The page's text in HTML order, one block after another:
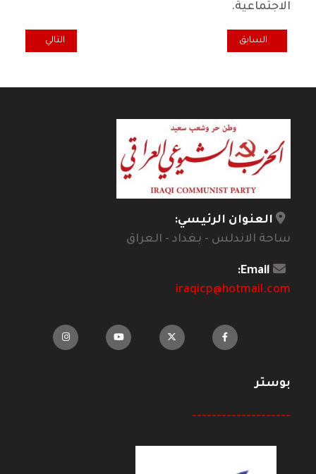
الاجتماعية.
المقال السابق: رائد فهمي: الطبقة العاملة لم تحظ بالأولوية في
السابق المقال التالي:
التالي
العنوان الرئيسي:
ساحة الاندلس - بغداد - العراق
Email:
iraqicp@hotmail.com
بوستر
--------------------